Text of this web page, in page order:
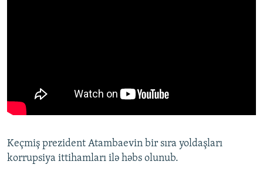
Keçmiş prezident Atambaevin bir sıra yoldaşları
korrupsiya ittihamları ilə həbs olunub.